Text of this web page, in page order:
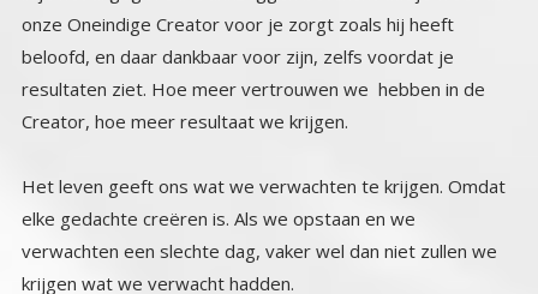
Creator, hoe meer resultaat we krijgen.
Het leven geeft ons wat we verwachten te krijgen. Omdat
elke gedachte creëren is. Als we opstaan en we
verwachten een slechte dag, vaker wel dan niet zullen we
krijgen wat we verwacht hadden.